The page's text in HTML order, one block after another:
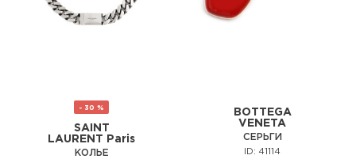
- 30 %
SAINT
LAURENT Paris
КОЛЬЕ
BOTTEGA
VENETA
СЕРЬГИ
ID: 41114